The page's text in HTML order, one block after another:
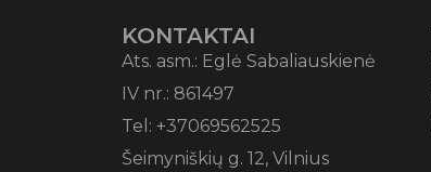
KONTAKTAI
Ats. asm.: Eglė Sabaliauskienė
IV nr.: 861497
Tel: +37069562525
Šeimyniškių g. 12, Vilnius